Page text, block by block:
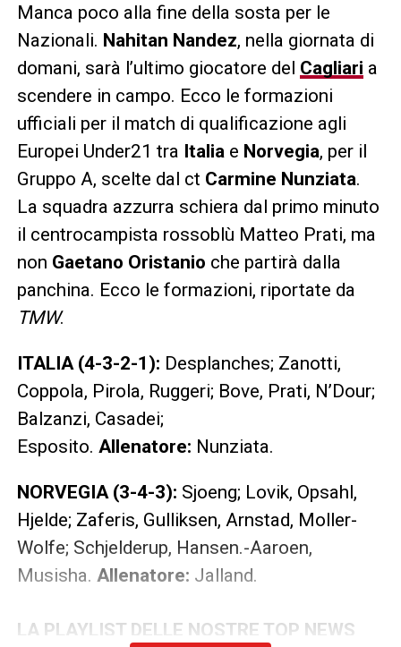
Manca poco alla fine della sosta per le
Nazionali. Nahitan Nandez, nella giornata di
domani, sarà l’ultimo giocatore del Cagliari a
scendere in campo. Ecco le formazioni
ufficiali per il match di qualificazione agli
Europei Under21 tra Italiae Norvegia, per il
Gruppo A, scelte dal ct Carmine Nunziata.
La squadra azzurra schiera dal primo minuto
il centrocampista rossoblù Matteo Prati, ma
non Gaetano Oristanio che partirà dalla
panchina. Ecco le formazioni, riportate da
TMW.
ITALIA (4-3-2-1): Desplanches; Zanotti,
Coppola, Pirola, Ruggeri; Bove, Prati, N’Dour;
Balzanzi, Casadei;
Esposito. Allenatore: Nunziata.
NORVEGIA (3-4-3): Sjoeng; Lovik, Opsahl,
Hjelde; Zaferis, Gulliksen, Arnstad, Moller-
Wolfe; Schjelderup, Hansen.-Aaroen,
Musisha. Allenatore: Jalland.
LA PLAYLIST DELLE NOSTRE TOP NEWS